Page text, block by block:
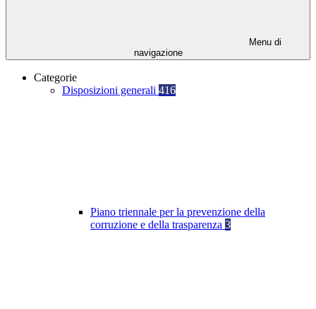
Menu di
navigazione
Categorie
Disposizioni generali 416
Piano triennale per la prevenzione della
corruzione e della trasparenza 3